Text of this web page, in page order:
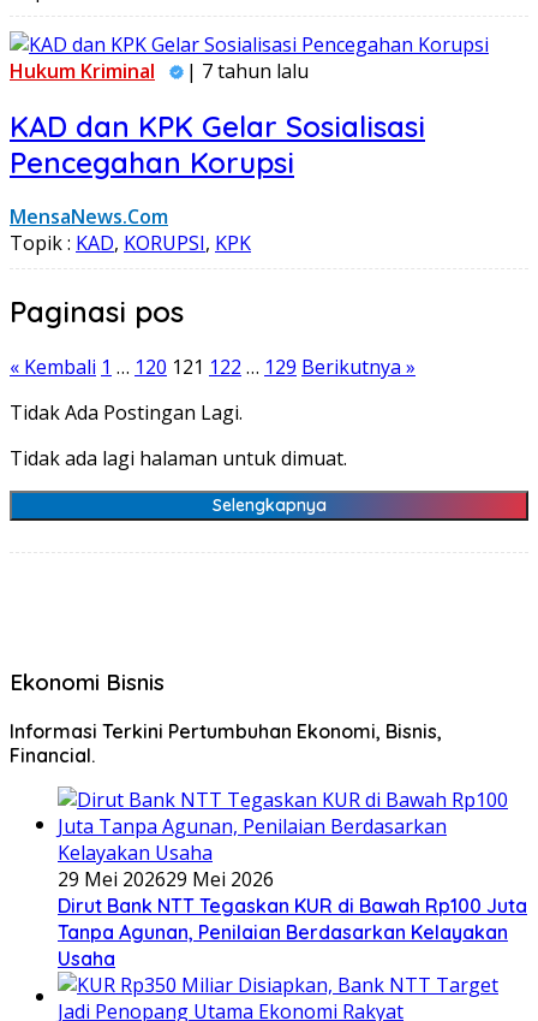
Hukum Kriminal | 7 tahun lalu
KAD dan KPK Gelar Sosialisasi
Pencegahan Korupsi
MensaNews.Com
Topik : KAD, KORUPSI, KPK
Paginasi pos
« Kembali 1 … 120 121 122 … 129 Berikutnya »
Tidak Ada Postingan Lagi.
Tidak ada lagi halaman untuk dimuat.
Selengkapnya
Ekonomi Bisnis
Informasi Terkini Pertumbuhan Ekonomi, Bisnis,
Financial.
29 Mei 202629 Mei 2026
Dirut Bank NTT Tegaskan KUR di Bawah Rp100 Juta
Tanpa Agunan, Penilaian Berdasarkan Kelayakan
Usaha